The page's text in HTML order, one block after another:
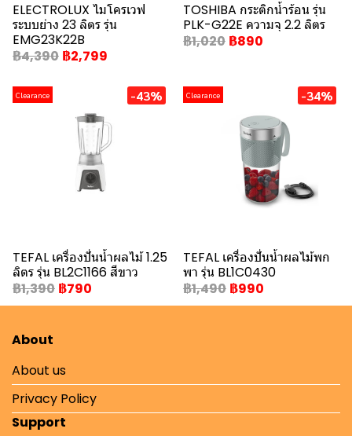
ELECTROLUX ไมโครเวฟ
ระบบย่าง 23 ลิตร รุ่น
EMG23K22B
฿4,390 ฿2,799
TOSHIBA กระติกน้ำร้อน รุ่น
PLK-G22E ความจุ 2.2 ลิตร
฿1,020 ฿890
Clearance -43%
TEFAL เครื่องปั่นน้ำผลไม้ 1.25
ลิตร รุ่น BL2C1166 สีขาว
฿1,390 ฿790
Clearance -34%
TEFAL เครื่องปั่นน้ำผลไม้พก
พา รุ่น BL1C0430
฿1,490 ฿990
About
About us
Privacy Policy
Support